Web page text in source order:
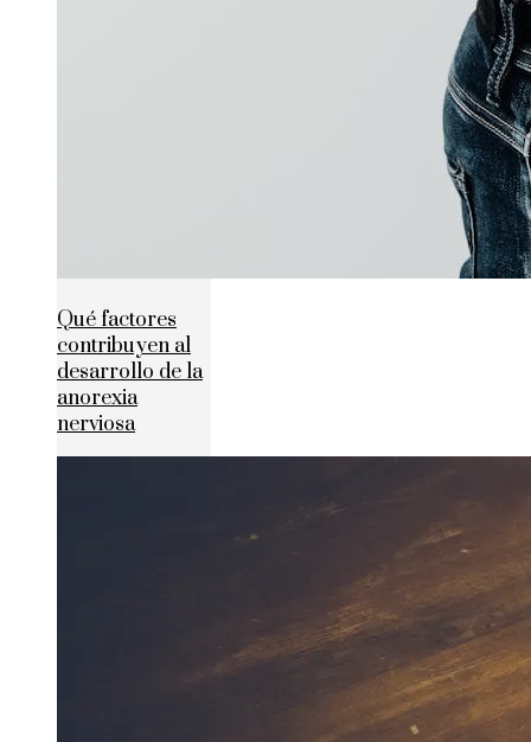
Qué factores
contribuyen al
desarrollo de la
anorexia
nerviosa